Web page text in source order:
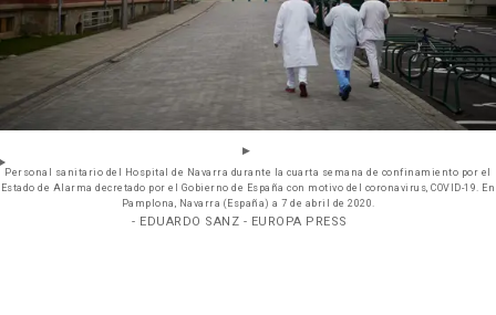
Personal sanitario del Hospital de Navarra durante la cuarta semana de confinamiento por el
Estado de Alarma decretado por el Gobierno de España con motivo del coronavirus, COVID-19. En
Pamplona, Navarra (España) a 7 de abril de 2020.
- EDUARDO SANZ - EUROPA PRESS